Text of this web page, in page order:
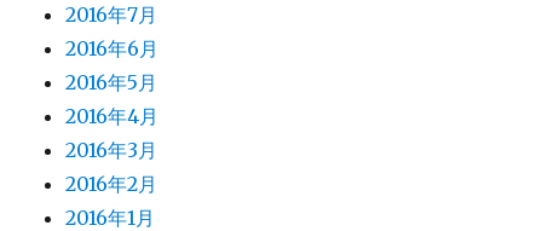
2016年7月
2016年6月
2016年5月
2016年4月
2016年3月
2016年2月
2016年1月